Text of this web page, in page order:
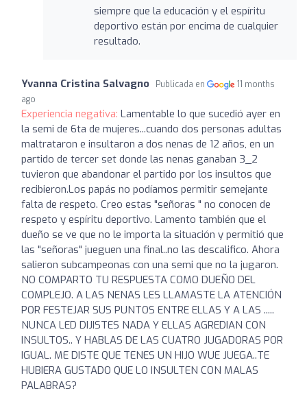
siempre que la educación y el espíritu
deportivo están por encima de cualquier
resultado.
Yvanna Cristina Salvagno Publicada en
11 months
ago
Experiencia negativa: Lamentable lo que sucedió ayer en
la semi de 6ta de mujeres...cuando dos personas adultas
maltrataron e insultaron a dos nenas de 12 años, en un
partido de tercer set donde las nenas ganaban 3_2
tuvieron que abandonar el partido por los insultos que
recibieron.Los papás no podíamos permitir semejante
falta de respeto. Creo estas "señoras " no conocen de
respeto y espíritu deportivo. Lamento también que el
dueño se ve que no le importa la situación y permitió que
las "señoras" jueguen una final..no las descalifico. Ahora
salieron subcampeonas con una semi que no la jugaron.
NO COMPARTO TU RESPUESTA COMO DUEÑO DEL
COMPLEJO. A LAS NENAS LES LLAMASTE LA ATENCIÓN
POR FESTEJAR SUS PUNTOS ENTRE ELLAS Y A LAS .....
NUNCA LED DIJISTES NADA Y ELLAS AGREDIAN CON
INSULTOS.. Y HABLAS DE LAS CUATRO JUGADORAS POR
IGUAL. ME DISTE QUE TENES UN HIJO WUE JUEGA..TE
HUBIERA GUSTADO QUE LO INSULTEN CON MALAS
PALABRAS?